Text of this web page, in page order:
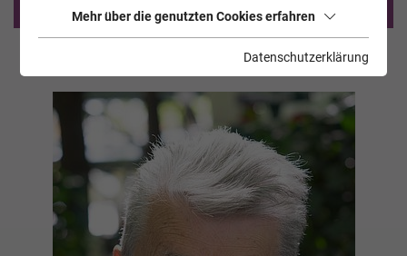
Mehr über die genutzten Cookies erfahren
Datenschutzerklärung